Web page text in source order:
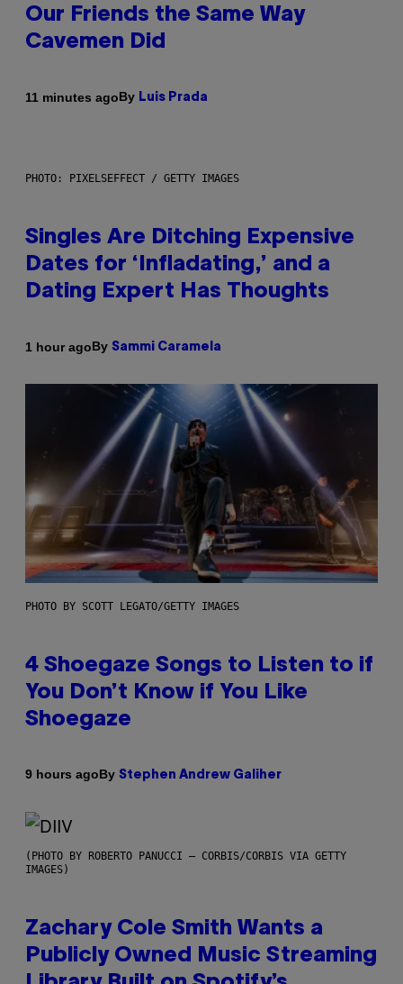
Our Friends the Same Way
Cavemen Did
11 minutes agoBy Luis Prada
PHOTO: PIXELSEFFECT / GETTY IMAGES
Singles Are Ditching Expensive
Dates for ‘Infladating,’ and a
Dating Expert Has Thoughts
1 hour agoBy Sammi Caramela
PHOTO BY SCOTT LEGATO/GETTY IMAGES
4 Shoegaze Songs to Listen to if
You Don’t Know if You Like
Shoegaze
9 hours agoBy Stephen Andrew Galiher
(PHOTO BY ROBERTO PANUCCI – CORBIS/CORBIS VIA GETTY
IMAGES)
Zachary Cole Smith Wants a
Publicly Owned Music Streaming